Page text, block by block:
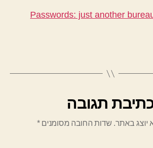
Passwords: just another
תגובה
יוצג באתר. שדות החובה מסומנים*